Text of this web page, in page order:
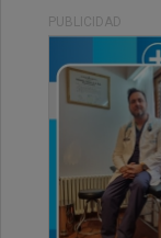
PUBLICIDAD